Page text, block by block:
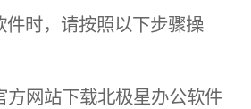
件时，请按照以下步骤操
方网站下载北极星办公软件